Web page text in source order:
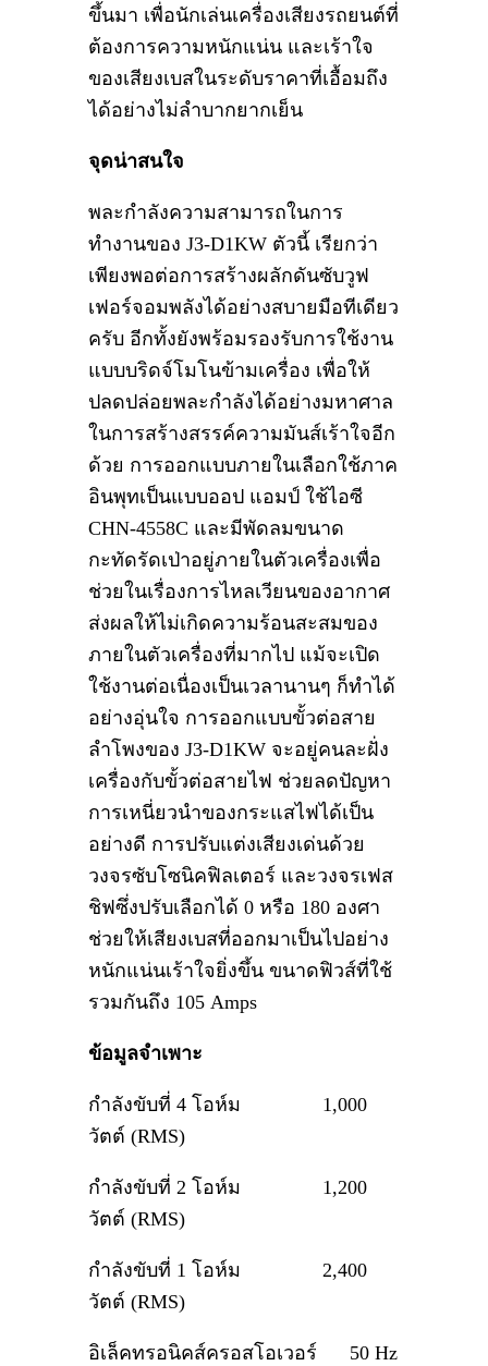
ขึ้นมา เพื่อนักเล่นเครื่องเสียงรถยนต์ที่
ต้องการความหนักแน่น และเร้าใจ
ของเสียงเบสในระดับราคาที่เอื้อมถึง
ได้อย่างไม่ลำบากยากเย็น
จุดน่าสนใจ
พละกำลังความสามารถในการ
ทำงานของ J3-D1KW ตัวนี้ เรียกว่า
เพียงพอต่อการสร้างผลักดันซับวูฟ
เฟอร์จอมพลังได้อย่างสบายมือทีเดียว
ครับ อีกทั้งยังพร้อมรองรับการใช้งาน
แบบบริดจ์โมโนข้ามเครื่อง เพื่อให้
ปลดปล่อยพละกำลังได้อย่างมหาศาล
ในการสร้างสรรค์ความมันส์เร้าใจอีก
ด้วย การออกแบบภายในเลือกใช้ภาค
อินพุทเป็นแบบออป แอมป์ ใช้ไอซี
CHN-4558C และมีพัดลมขนาด
กะทัดรัดเป่าอยู่ภายในตัวเครื่องเพื่อ
ช่วยในเรื่องการไหลเวียนของอากาศ
ส่งผลให้ไม่เกิดความร้อนสะสมของ
ภายในตัวเครื่องที่มากไป แม้จะเปิด
ใช้งานต่อเนื่องเป็นเวลานานๆ ก็ทำได้
อย่างอุ่นใจ การออกแบบขั้วต่อสาย
ลำโพงของ J3-D1KW จะอยู่คนละฝั่ง
เครื่องกับขั้วต่อสายไฟ ช่วยลดปัญหา
การเหนี่ยวนำของกระแสไฟได้เป็น
อย่างดี การปรับแต่งเสียงเด่นด้วย
วงจรซับโซนิคฟิลเตอร์ และวงจรเฟส
ชิฟซึ่งปรับเลือกได้ 0 หรือ 180 องศา
ช่วยให้เสียงเบสที่ออกมาเป็นไปอย่าง
หนักแน่นเร้าใจยิ่งขึ้น ขนาดฟิวส์ที่ใช้
รวมกันถึง 105 Amps
ข้อมูลจำเพาะ
กำลังขับที่ 4 โอห์ม 1,000
วัตต์ (RMS)
กำลังขับที่ 2 โอห์ม 1,200
วัตต์ (RMS)
กำลังขับที่ 1 โอห์ม 2,400
วัตต์ (RMS)
อิเล็คทรอนิคส์ครอสโอเวอร์ 50 Hz